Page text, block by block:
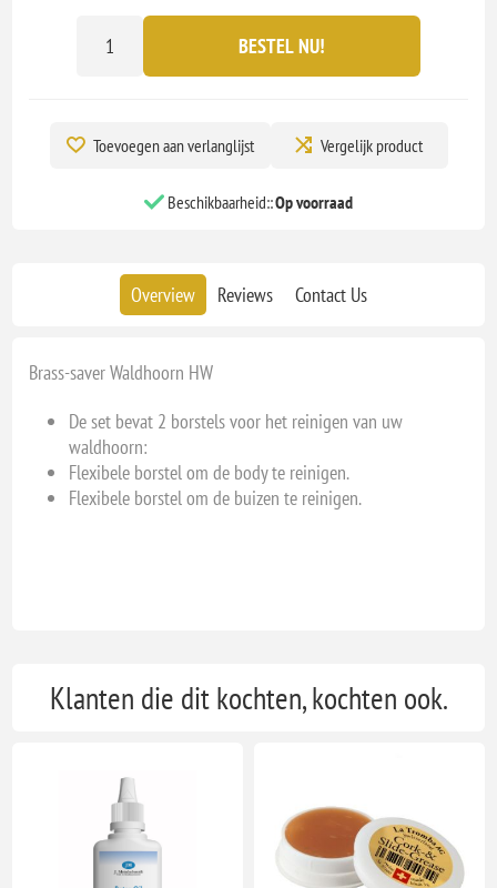
BESTEL NU!
Toevoegen aan verlanglijst Vergelijk product
Beschikbaarheid::Op voorraad
Overview Reviews Contact Us
Brass-saver Waldhoorn HW
De set bevat 2 borstels voor het reinigen van uw
waldhoorn:
Flexibele borstel om de body te reinigen.
Flexibele borstel om de buizen te reinigen.
Klanten die dit kochten, kochten ook.